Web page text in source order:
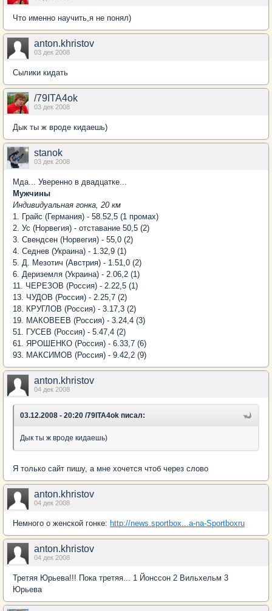
Что именно научить,я не понял)
anton.khristov
03 дек 2008
Cылики кидать
/79ITA4ok
03 дек 2008
Дык ты ж вроде кидаешь)
stanok
03 дек 2008
Мда... Уверенно в двадцатке...
Мужчины
Индивидуальная гонка, 20 км
1. Грайс (Германия) - 58.52,5 (1 промах)
2. Ус (Норвегия) - отставание 50,5 (2)
3. Свендсен (Норвегия) - 55,0 (2)
4. Седнев (Украина) - 1.32,9 (1)
5. Д. Мезотич (Австрия) - 1.51,0 (2)
6. Дериземля (Украина) - 2.06,2 (1)
11. ЧЕРЕЗОВ (Россия) - 2.22,5 (1)
13. ЧУДОВ (Россия) - 2.25,7 (2)
18. КРУГЛОВ (Россия) - 3.17,3 (2)
19. МАКОВЕЕВ (Россия) - 3.24,4 (3)
51. ГУСЕВ (Россия) - 5.47,4 (2)
61. ЯРОШЕНКО (Россия) - 6.33,7 (6)
93. МАКСИМОВ (Россия) - 9.42,2 (9)
anton.khristov
04 дек 2008
03.12.2008 - 20:20 /79ITA4ok писал:
Дык ты ж вроде кидаешь)
Я только сайт пишу, а мне хочется чтоб через слово
anton.khristov
04 дек 2008
Немного о женской гонке: http://news.sportbox...a-na-Sportboxru
anton.khristov
04 дек 2008
Третяя Юрьева!!! Пока третяя... 1 Йонссон 2 Вильхельм 3
Юрьева